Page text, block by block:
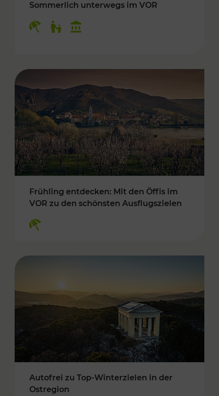
Sommerlich unterwegs im VOR
Frühling entdecken: Mit den Öffis im
VOR zu den schönsten Ausflugszielen
Autofrei zu Top-Winterzielen in der
Ostregion